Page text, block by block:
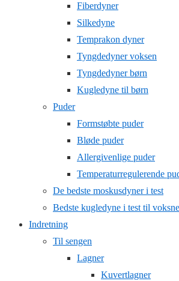
Fiberdyner
Silkedyne
Temprakon dyner
Tyngdedyner voksen
Tyngdedyner børn
Kugledyne til børn
Puder
Formstøbte puder
Bløde puder
Allergivenlige puder
Temperaturregulerende
De bedste moskusdyner i test
Bedste kugledyne i test til voksne
Indretning
Til sengen
Lagner
Kuvertlagner